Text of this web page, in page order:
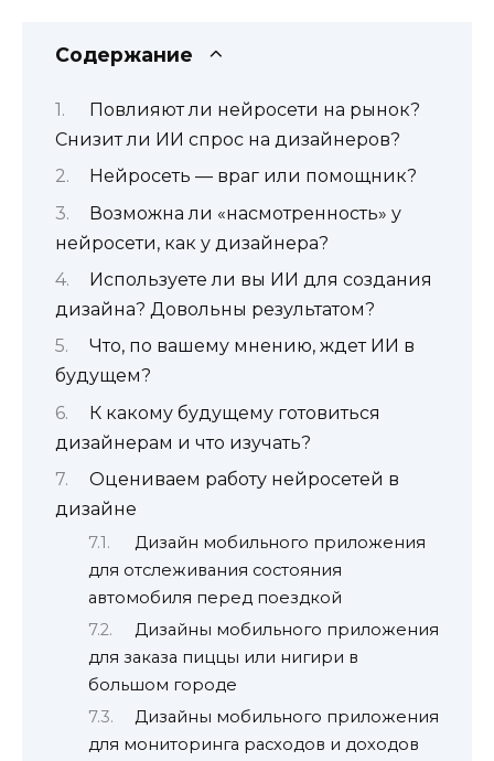
Содержание
Повлияют ли нейросети на рынок?
Снизит ли ИИ спрос на дизайнеров?
Нейросеть — враг или помощник?
Возможна ли «насмотренность» у
нейросети, как у дизайнера?
Используете ли вы ИИ для создания
дизайна? Довольны результатом?
Что, по вашему мнению, ждет ИИ в
будущем?
К какому будущему готовиться
дизайнерам и что изучать?
Оцениваем работу нейросетей в
дизайне
Дизайн мобильного приложения
для отслеживания состояния
автомобиля перед поездкой
Дизайны мобильного приложения
для заказа пиццы или нигири в
большом городе
Дизайны мобильного приложения
для мониторинга расходов и доходов